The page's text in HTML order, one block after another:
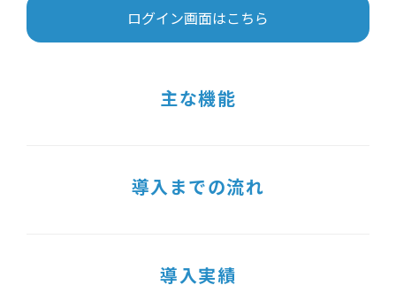
ログイン画面はこちら
主な機能
導入までの流れ
導入実績